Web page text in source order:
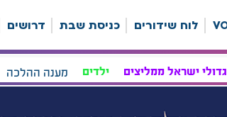
לוח שידורים כניסת שבת דרושים
גדולי ישראל ממליצים ילדים מענה ההלכה